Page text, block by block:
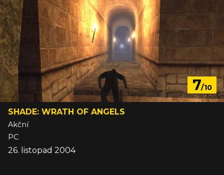
7/10
SHADE: WRATH OF ANGELS
Akční
PC
26. listopad 2004